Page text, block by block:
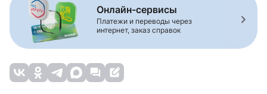
Онлайн-сервисы
Платежи и переводы через
интернет, заказ справок